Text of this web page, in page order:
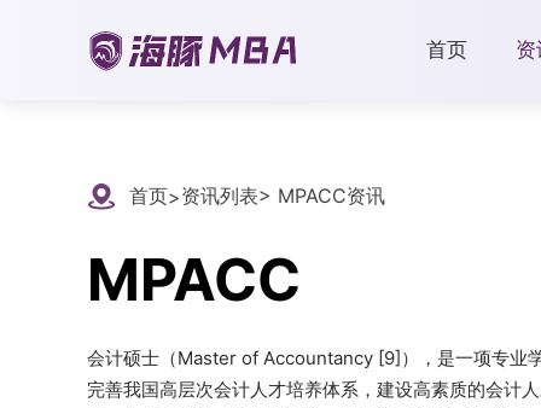
首页 资
首页>资讯列表> MPACC资讯
MPACC
会计硕士（Master of Accountancy [9]），是一项专业
完善我国高层次会计人才培养体系，建设高素质的会计